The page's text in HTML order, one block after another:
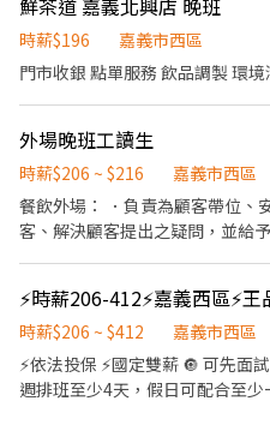
退、免費員工飲品、生日禮金、
打烊津貼、特休代金、尾牙
鮮茶道 嘉義北興店 晚班
時薪$196
嘉義市西區
門市收銀 點單服務 飲品調製 環
外場晚班工讀生
時薪$206 ~ $216
嘉義市西區
餐飲外場： ．負責為顧客帶位、
客、解決顧客提出之疑問，並給
烊整理
時薪$206 ~ $412
嘉義市西區
⚡依法投保 ⚡國定雙薪 🔘 可先面試 九月開始上班 🔘 ⚡排班條件｜ 一
週排班至少4天，假日可配合至少一天 ⚡工作內容： 內外場